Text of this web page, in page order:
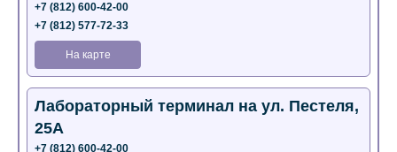
+7 (812) 600-42-00
+7 (812) 577-72-33
На карте
Лабораторный терминал на ул. Пестеля,
25А
+7 (812) 600-42-00